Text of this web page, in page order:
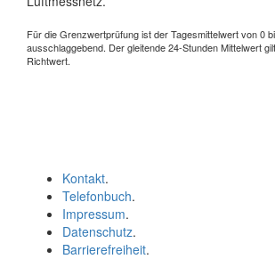
Für die Grenzwertprüfung ist der Tagesmittelwert von 0
ausschlaggebend. Der gleitende 24-Stunden Mittelwert
Richtwert.
Kontakt.
Telefonbuch.
Impressum.
Datenschutz.
Barrierefreiheit.